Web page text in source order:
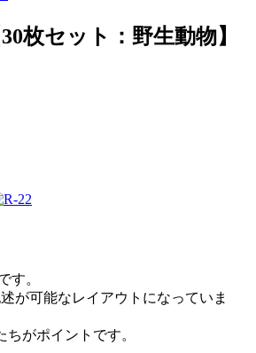
枚セット：野生動物】
す。
が可能なレイアウトになっていま
がポイントです。